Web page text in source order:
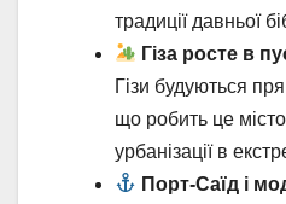
традиції давньої
Гіза росте в
Гізи будуються
що робить це
урбанізації в
Порт-Саїд і